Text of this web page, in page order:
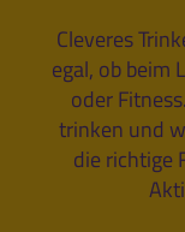
Cleveres
egal, ob beim
oder
trinken und
die richtige